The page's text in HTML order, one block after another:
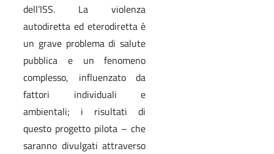
dell’ISS. La violenza
autodiretta ed eterodiretta è
un grave problema di salute
pubblica e un fenomeno
complesso, influenzato da
fattori individuali e
ambientali; i risultati di
questo progetto pilota – che
saranno divulgati attraverso